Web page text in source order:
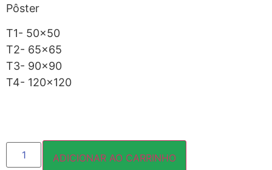
Pôster
T1- 50×50
T2- 65×65
T3- 90×90
T4- 120×120
ADICIONAR AO CARRINHO